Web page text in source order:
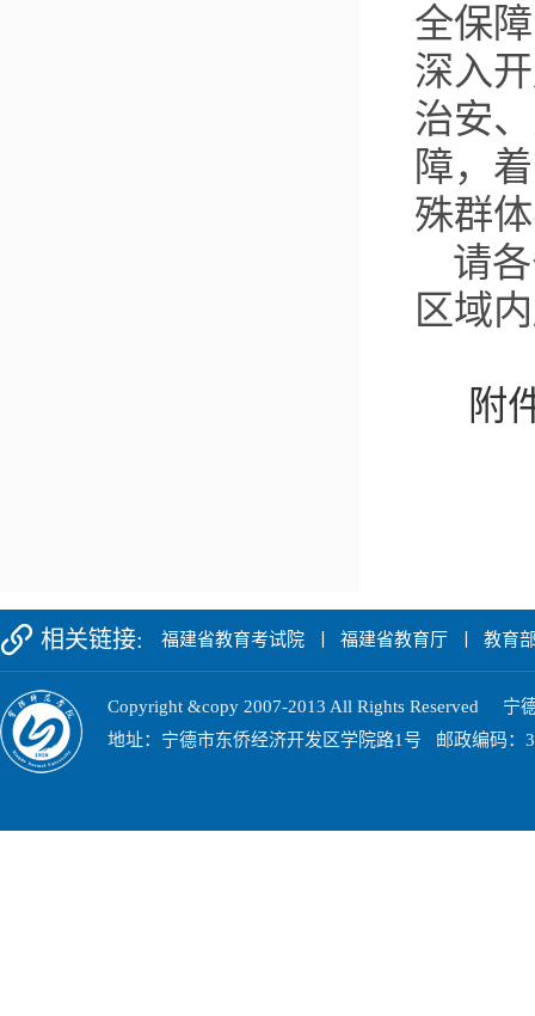
全保
深入
治安
障，
殊群
请
区域
附
相关链接: 福建省教育考试院 福建省教育厅 教育
Copyright &copy 2007-2013 All Rights Reserved 宁
地址：宁德市东侨经济开发区学院路1号 邮政编码